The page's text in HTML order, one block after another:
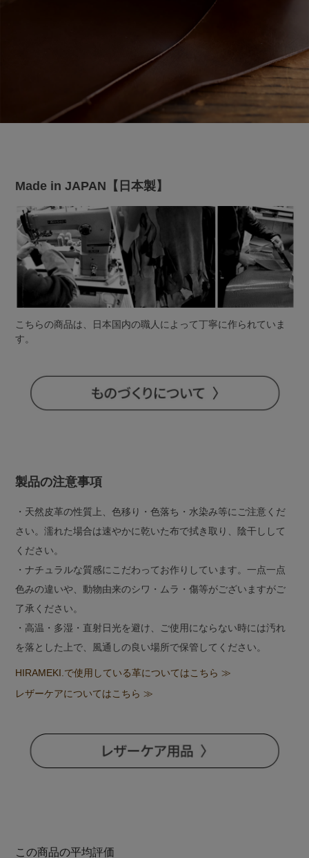
Made in JAPAN【日本製】
こちらの商品は、日本国内の職人によって丁寧に作られていま
す。
製品の注意事項
・天然皮革の性質上、色移り・色落ち・水染み等にご注意くだ
さい。濡れた場合は速やかに乾いた布で拭き取り、陰干しして
ください。
・ナチュラルな質感にこだわってお作りしています。一点一点
色みの違いや、動物由来のシワ・ムラ・傷等がございますがご
了承ください。
・高温・多湿・直射日光を避け、ご使用にならない時には汚れ
を落とした上で、風通しの良い場所で保管してください。
HIRAMEKI.で使用している革についてはこちら ≫
レザーケアについてはこちら ≫